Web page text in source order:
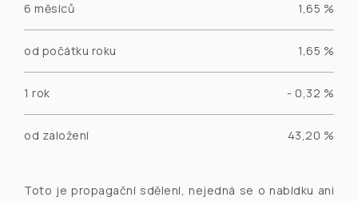
6 měsíců 1,65 %
od počátku roku 1,65 %
1 rok - 0,32 %
od založení 43,20 %
Toto je propagační sdělení, nejedná se o nabídku ani